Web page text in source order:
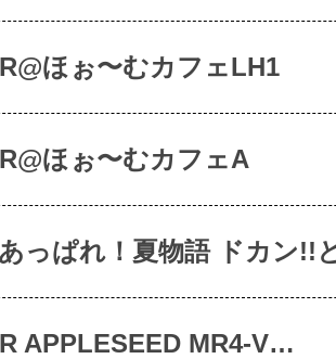
ほぉ〜むカフェLH1
ほぉ〜むカフェA
っぱれ！夏物語 ドカン!!
APPLESEED MR4-V…